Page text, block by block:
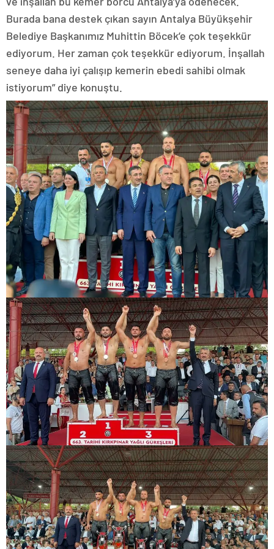
Burada bana destek çıkan sayın Antalya Büyükşehir
Belediye Başkanımız Muhittin Böcek’e çok teşekkür
ediyorum. Her zaman çok teşekkür ediyorum. İnşallah
seneye daha iyi çalışıp kemerin ebedi sahibi olmak
istiyorum” diye konuştu.